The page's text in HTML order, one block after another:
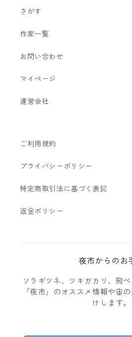
さがす
作家一覧
お問い合わせ
マイページ
運営会社
ご利用規約
プライバシーポリシー
特定商取引法に基づく表記
返金ポリシー
夜市からのお
ソラギツネ、ツキガカリ、飛
「夜市」のオススメ情報や宙
けします。